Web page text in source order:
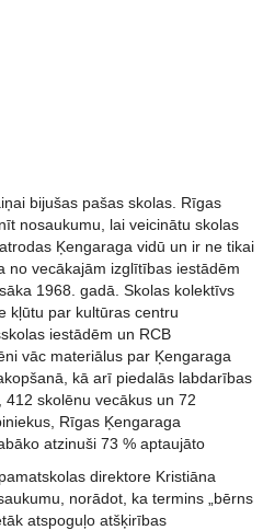
bijušas pašas skolas. Rīgas
nosaukumu, lai veicinātu skolas
Ķengaraga vidū un ir ne tikai
no vecākajām izglītības iestādēm
1968. gadā. Skolas kolektīvs
kļūtu par kultūras centru
iestādēm un RCB
vāc materiālus par Ķengaraga
kā arī piedalās labdarības
skolēnu vecākus un 72
Rīgas Ķengaraga
atzinuši 73 % aptaujāto
direktore Kristiāna
norādot, ka termins „bērns
atspoguļo atšķirības